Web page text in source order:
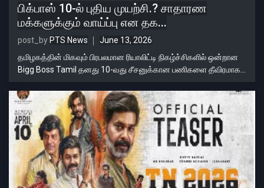
பிக்பாஸ் 10-ல் புதிய முயற்சி.? சாதாரண
மக்களுக்கும் வாய்ப்பு என தக...
post_by PTS News
June 13, 2026
தமிழகத்தின் மிகவும் பிரபலமான ரியாலிட்டி நிகழ்ச்சிகளில் ஒன்றான
Bigg Boss Tamil தனது 10-வது சீசனுக்கான பணிகளை தீவிரமாக...